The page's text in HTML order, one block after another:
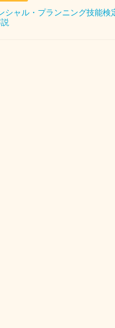
シャル・プランニング技能検